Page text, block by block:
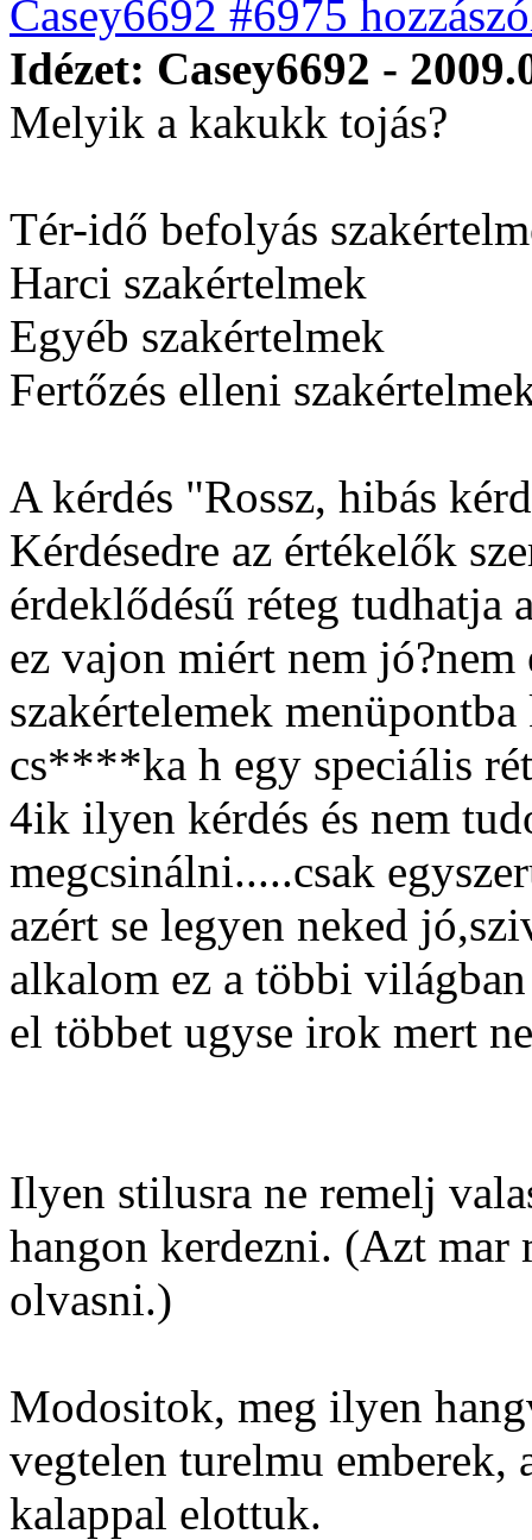
Casey6692 #6975
Idézet: Casey6692 -
Melyik a kakukk tojás?
Tér-idő befolyás
Harci szakértelmek
Egyéb szakértelmek
Fertőzés elleni
A kérdés "Rossz, hibás
Kérdésedre az értékelők
érdeklődésű réteg tudhatja
ez vajon miért nem
szakértelemek
cs****ka h egy speciális
4ik ilyen kérdés és nem
megcsinálni.....csak
azért se legyen neked
alkalom ez a többi
el többet ugyse irok mert
Ilyen stilusra ne remelj
hangon kerdezni. (Azt mar
olvasni.)
Modositok, meg ilyen
vegtelen turelmu emberek,
kalappal elottuk.